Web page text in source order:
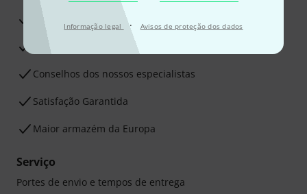
Informação legal · Avisos de proteção dos dados
30 dias de garantia de dinheiro de volta
Assistência de Reparação
Conselhos dos nossos especialistas
Satisfação Garantida
Maior armazém da Europa
Serviço
Portes de envio e tempos de entrega